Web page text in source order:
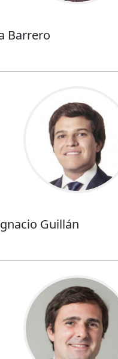
Barrero
Guillán